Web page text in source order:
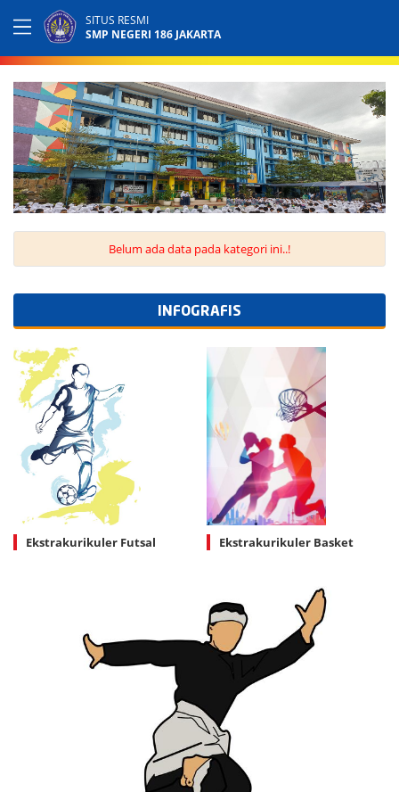
SITUS RESMI
SMP NEGERI 186 JAKARTA
Belum ada data pada kategori ini..!
INFOGRAFIS
Ekstrakurikuler Futsal Ekstrakurikuler Basket